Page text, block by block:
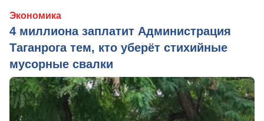
Экономика
4 миллиона заплатит Администрация
Таганрога тем, кто уберёт стихийные
мусорные свалки